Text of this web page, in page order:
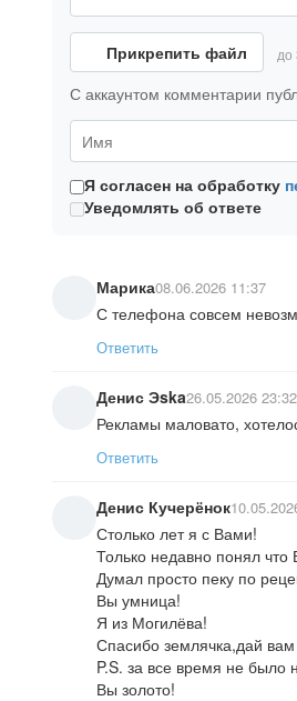
Прикрепить файл до
С аккаунтом комментарии
Я согласен на обработку
Уведомлять об ответе
Марика08.06.2026 11:37
С телефона совсем
Ответить
Денис Эska26.05.2026 23:32
Рекламы маловато,
Ответить
Денис Кучерёнок
Столько лет я с Вами!
Только недавно понял
Думал просто пеку по
Вы умница!
Я из Могилёва!
Спасибо землячка,дай
P.S. за все время не было
Вы золото!